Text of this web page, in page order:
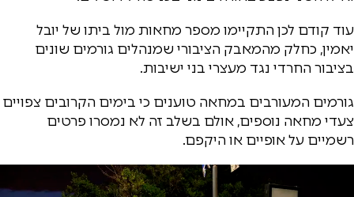
עוד קודם לכן התקיימו מספר מחאות מול ביתו של יובל
יאמין, כחלק מהמאבק הציבורי שמנהלים גורמים שונים
בציבור החרדי נגד מעצרי בני ישיבות.
גורמים המעורבים במחאה טוענים כי בימים הקרובים צפויים
צעדי מחאה נוספים, אולם בשלב זה לא נמסרו פרטים
רשמיים על אופיים או היקפם.